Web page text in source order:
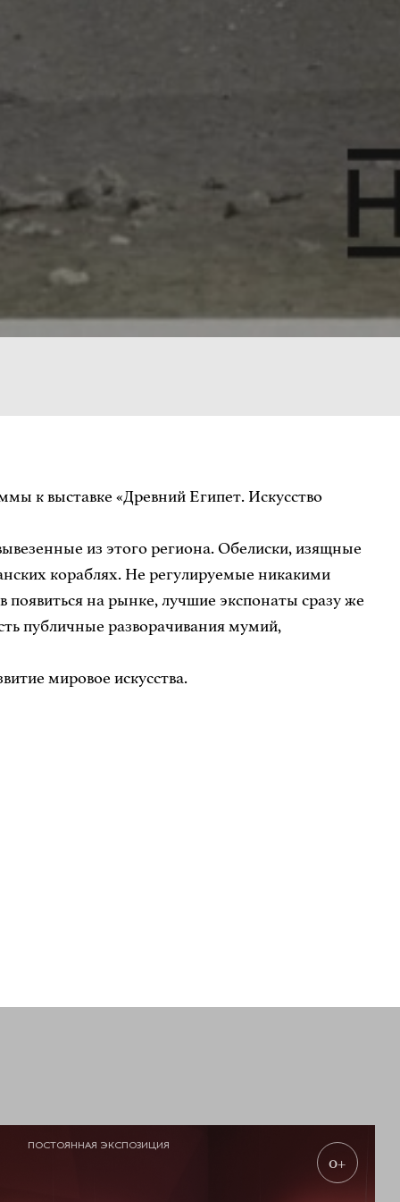
к выставке «Древний Египет. Искусство
из этого региона. Обелиски, изящные
кораблях. Не регулируемые никакими
на рынке, лучшие экспонаты сразу же
публичные разворачивания мумий,
мировое искусства.
ПОСТОЯННАЯ ЭКСПОЗИЦИЯ
0+